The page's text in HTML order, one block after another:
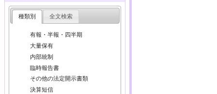
種類別 全文検索
有報・半報・四半期
大量保有
内部統制
臨時報告書
その他の法定開示書類
決算短信